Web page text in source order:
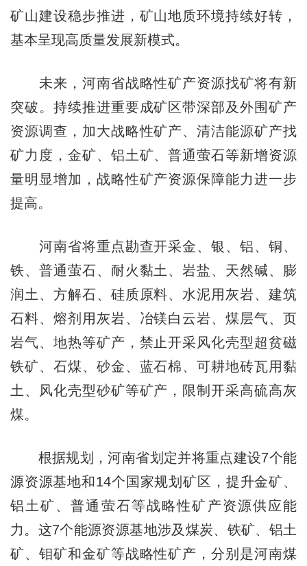
矿山建设稳步推进，矿山地质环境持续好转，
基本呈现高质量发展新模式。
未来，河南省战略性矿产资源找矿将有新
突破。持续推进重要成矿区带深部及外围矿产
资源调查，加大战略性矿产、清洁能源矿产找
矿力度，金矿、铝土矿、普通萤石等新增资源
量明显增加，战略性矿产资源保障能力进一步
提高。
河南省将重点勘查开采金、银、铝、铜、
铁、普通萤石、耐火黏土、岩盐、天然碱、膨
润土、方解石、硅质原料、水泥用灰岩、建筑
石料、熔剂用灰岩、冶镁白云岩、煤层气、页
岩气、地热等矿产，禁止开采风化壳型超贫磁
铁矿、石煤、砂金、蓝石棉、可耕地砖瓦用黏
土、风化壳型砂矿等矿产，限制开采高硫高灰
煤。
根据规划，河南省划定并将重点建设7个能
源资源基地和14个国家规划矿区，提升金矿、
铝土矿、普通萤石等战略性矿产资源供应能
力。这7个能源资源基地涉及煤炭、铁矿、铝土
矿、钼矿和金矿等战略性矿产，分别是河南煤